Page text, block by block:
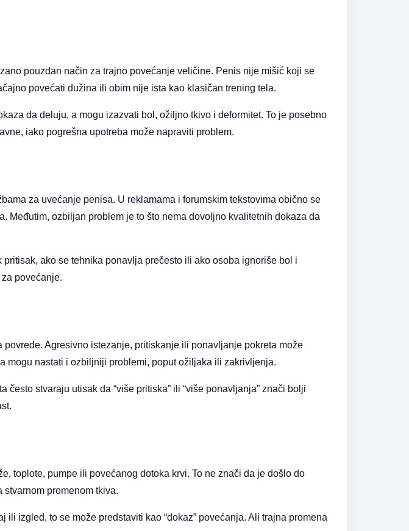
pouzdan način za trajno povećanje veličine. Penis nije mišić koji se
povećati dužina ili obim nije ista kao klasičan trening tela.
da deluju, a mogu izazvati bol, ožiljno tkivo i deformitet. To je posebno
iako pogrešna upotreba može napraviti problem.
za uvećanje penisa. U reklamama i forumskim tekstovima obično se
Međutim, ozbiljan problem je to što nema dovoljno kvalitetnih dokaza da
ako se tehnika ponavlja prečesto ili ako osoba ignoriše bol i
povećanje.
Agresivno istezanje, pritiskanje ili ponavljanje pokreta može
mogu nastati i ozbiljniji problemi, poput ožiljaka ili zakrivljenja.
stvaraju utisak da “više pritiska” ili “više ponavljanja” znači bolji
toplote, pumpe ili povećanog dotoka krvi. To ne znači da je došlo do
promenom tkiva.
izgled, to se može predstaviti kao “dokaz” povećanja. Ali trajna promena